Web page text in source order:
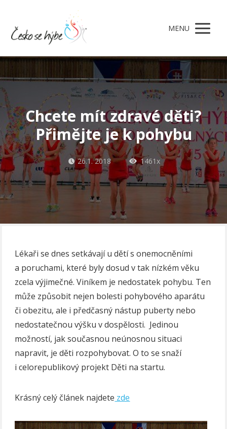
MENU
Chcete mít zdravé děti?
Přimějte je k pohybu
26.1. 2018 1461x
Lékaři se dnes setkávají u dětí s onemocněními
a poruchami, které byly dosud v tak nízkém věku
zcela výjimečné. Viníkem je nedostatek pohybu. Ten
může způsobit nejen bolesti pohybového aparátu
či obezitu, ale i předčasný nástup puberty nebo
nedostatečnou výšku v dospělosti. Jedinou
možností, jak současnou neúnosnou situaci
napravit, je děti rozpohybovat. O to se snaží
i celorepublikový projekt Děti na startu.
Krásný celý článek najdete zde